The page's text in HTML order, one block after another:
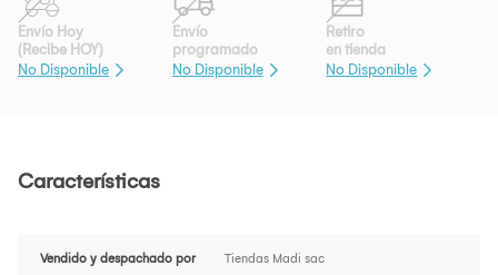
Envío Hoy
(Recibe HOY)
No Disponible
Envío
programado
No Disponible
Retiro
en tienda
No Disponible
Características
Vendido y despachado por Tiendas Madi sac